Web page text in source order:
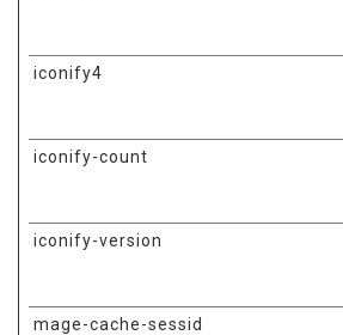
iconify4
iconify-count
iconify-version
mage-cache-sessid